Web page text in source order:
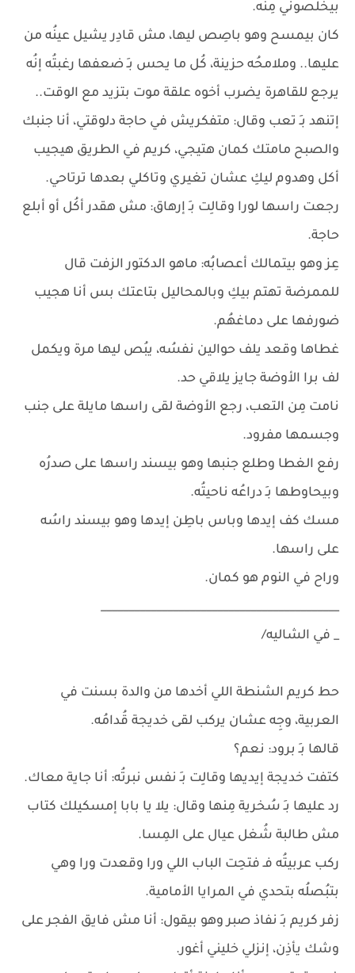
بيخلصوني مِنُه.
كان بيمسح وهو باصِص ليها، مش قادِر يشيل عينُه من
عليها.. وملامحُه حزينة، كُل ما يحس بـِ ضعفها رغبتُه إنُه
يرجع للقاهرة يضرب أخوه علقة موت بتزيد مع الوقت..
إتنهد بـِ تعب وقال: متفكريش في حاجة دلوقتي، أنا جنبك
والصبح مامتك كمان هتيجي، كريم في الطريق هيجيب
أكل وهدوم ليكِ عشان تغيري وتاكلي بعدها ترتاحي.
رجعت راسها لورا وقالِت بـِ إرهاق: مش هقدر أكُل أو أبلع
حاجة.
عِز وهو بيتمالك أعصابُه: ماهو الدكتور الزفت قال
للممرضة تهتم بيكِ وبالمحاليل بتاعتك بس أنا هجيب
ضورفها على دماغهُم.
غطاها وقعد يلف حوالين نفسُه، يبُص ليها مرة ويكمل
لف برا الأوضة جايز يلاقي حد.
نامت مِن التعب، رجع الأوضة لقى راسها مايلة على جنب
وجسمها مفرود.
رفع الغطا وطلع جنبها وهو بيسند راسها على صدرُه
وبيحاوطها بـِ دراعُه ناحيتُه.
مسك كف إيدها وباس باطِن إيدها وهو بيسند راسُه
على راسها.
وراح في النوم هو كمان.
___________________________________________
_ في الشاليه/
حط كريم الشنطة اللي أخدها من والدة بسنت في
العربية، وجِه عشان يركب لقى خديجة قُدامُه.
قالها بـِ برود: نعم؟
كتفت خديجة إيديها وقالِت بـِ نفس نبرتُه: أنا جاية معاك.
رد عليها بـِ سُخرية مِنها وقال: يلا يا بابا إمسكيلك كتاب
مش طالبة شُغل عيال على المِسا.
ركب عربيتُه فـ فتحِت الباب اللي ورا وقعدت ورا وهي
بتبُصلُه بتحدي في المرايا الأمامية.
زفر كريم بـِ نفاذ صبر وهو بيقول: أنا مش فايق الفجر على
وشك يأذِن، إنزلي خليني أغور.